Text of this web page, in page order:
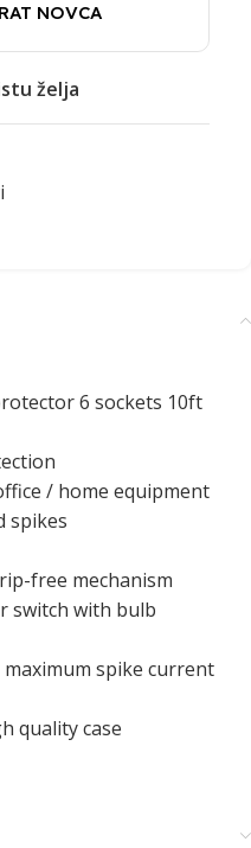
NOVCA
želja
6 sockets 10ft
/ home equipment
spikes
free mechanism
switch with bulb
spike current
quality case